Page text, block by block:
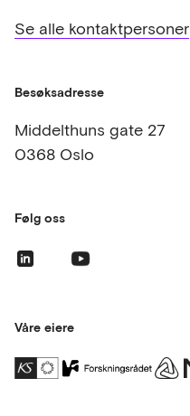
Se alle kontaktpersoner
Besøksadresse
Middelthuns gate 27
0368 Oslo
Følg oss
Våre eiere